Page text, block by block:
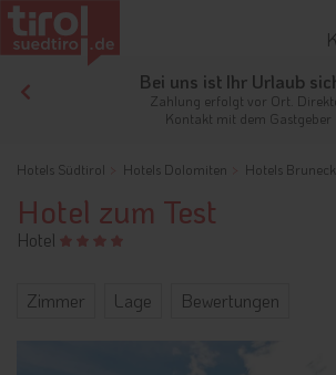
Bei uns ist Ihr Urlaub sicher
Zahlung erfolgt vor Ort. Direkter
Kontakt mit dem Gastgeber
Hotels Südtirol Hotels Dolomiten Hotels Bruneck
Hotel zum Test
Hotel
Zimmer Lage Bewertungen